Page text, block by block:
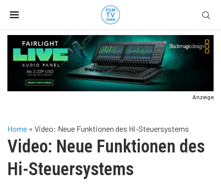
Anzeige
Home » Video: Neue Funktionen des Hi-Steuersystems
Video: Neue Funktionen des
Hi-Steuersystems